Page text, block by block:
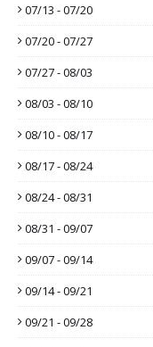
07/13 - 07/20
07/20 - 07/27
07/27 - 08/03
08/03 - 08/10
08/10 - 08/17
08/17 - 08/24
08/24 - 08/31
08/31 - 09/07
09/07 - 09/14
09/14 - 09/21
09/21 - 09/28